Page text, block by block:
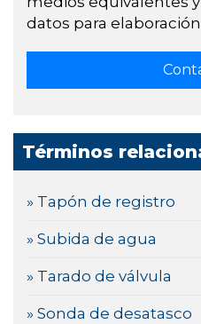
datos para
Términos
» Tapón de registro
» Subida de agua
» Tarado de válvula
» Sonda de desatasco